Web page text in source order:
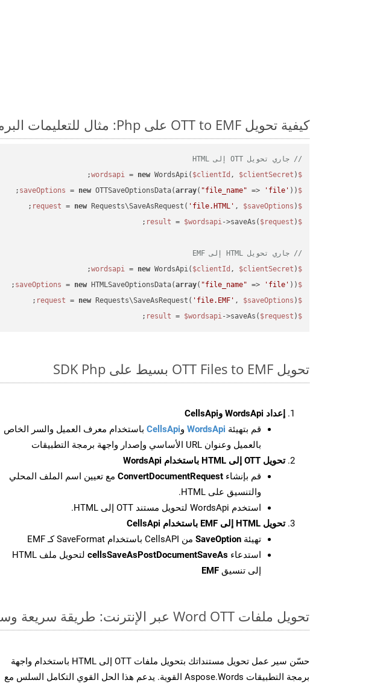
كيفية تحويل OTT to EMF على Php: مثال للتعليمات البرمجية خطوة بخطوة
// جاري تحويل OTT إلى HTML
$wordsapi
= new WordsApi( $clientId , $clientSecret );
$saveOptions
= new OTTSaveOptionsData(array( "file_name" => 'file' ));
$request
= new Requests\SaveAsRequest( 'file.HTML' , $saveOptions );
$result
= $wordsapi->saveAs( $request
// جاري تحويل HTML إلى EMF
$wordsapi
= new WordsApi( $clientId , $clientSecret );
$saveOptions
= new HTMLSaveOptionsData(array( "file_name" => 'file' ));
$request
= new Requests\SaveAsRequest( 'file.EMF' , $saveOptions );
$result
= $wordsapi->saveAs( $request );
تحويل OTT Files to EMF بسيط على SDK Php
إعداد WordsApi وCellsApi
قم بتهيئة WordsApi وCellsApi باستخدام معرف العميل والسر الخاص
بالعميل وعنوان URL الأساسي وإصدار واجهة برمجة التطبيقات
تحويل OTT إلى HTML باستخدام WordsApi
قم بإنشاء ConvertDocumentRequest مع تعيين اسم الملف المحلي
والتنسيق على HTML.
استخدم WordsApi لتحويل مستند OTT إلى HTML.
تحويل HTML إلى EMF باستخدام CellsApi
تهيئة SaveOption من CellsAPI باستخدام SaveFormat كـ EMF
استدعاء cellsSaveAsPostDocumentSaveAs
لتحويل ملف HTML
إلى تنسيق EMF
تحويل ملفات Word OTT عبر الإنترنت: طريقة سريعة وسهلة
حسّن سير عمل تحويل مستنداتك بتحويل ملفات OTT إلى HTML باستخدام واجهة
برمجة التطبيقات Aspose.Words القوية. يدعم هذا الحل القوي التكامل السلس مع